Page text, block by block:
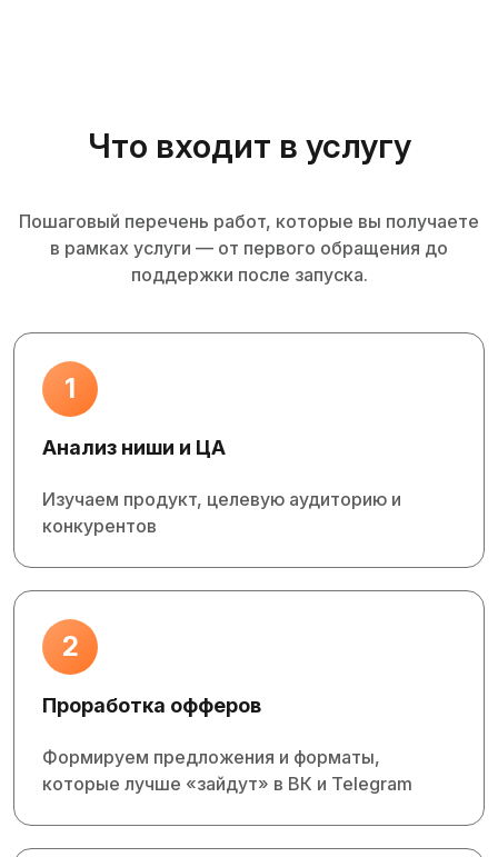
Что входит в услугу
Пошаговый перечень работ, которые вы получаете
в рамках услуги — от первого обращения до
поддержки после запуска.
1
Анализ ниши и ЦА
Изучаем продукт, целевую аудиторию и
конкурентов
2
Проработка офферов
Формируем предложения и форматы,
которые лучше «зайдут» в ВК и Telegram